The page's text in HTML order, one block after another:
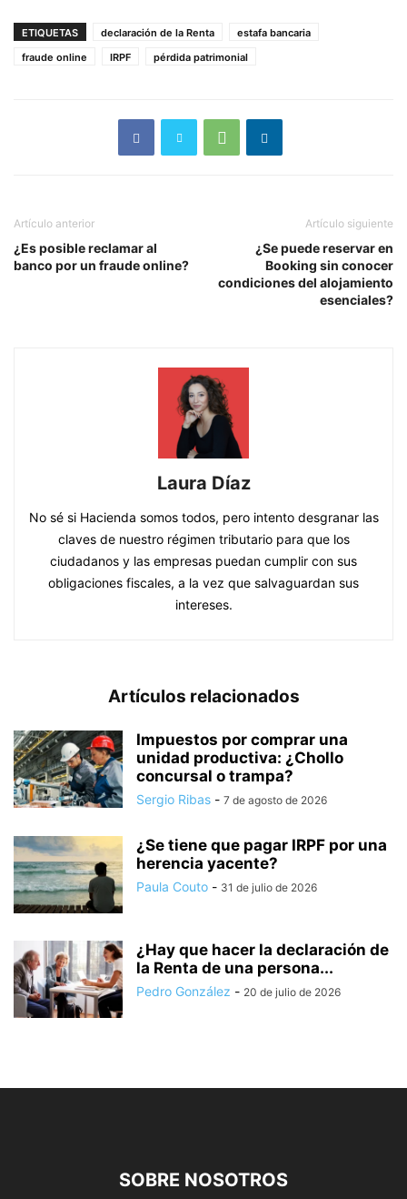
ETIQUETAS declaración de la Renta
estafa bancaria
fraude online
IRPF pérdida patrimonial
Artículo anterior
¿Es posible reclamar al
banco por un fraude online?
Artículo siguiente
¿Se puede reservar en
Booking sin conocer
condiciones del alojamiento
esenciales?
Laura Díaz
No sé si Hacienda somos todos, pero intento desgranar las
claves de nuestro régimen tributario para que los
ciudadanos y las empresas puedan cumplir con sus
obligaciones fiscales, a la vez que salvaguardan sus
intereses.
Artículos relacionados
Impuestos por comprar una
unidad productiva: ¿Chollo
concursal o trampa?
Sergio Ribas - 7 de agosto de 2026
¿Se tiene que pagar IRPF por una
herencia yacente?
Paula Couto - 31 de julio de 2026
¿Hay que hacer la declaración de
la Renta de una persona...
Pedro González - 20 de julio de 2026
SOBRE NOSOTROS